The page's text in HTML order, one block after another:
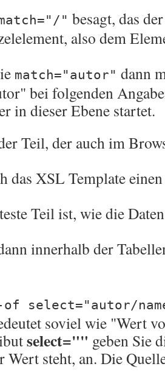
" besagt, das
also dem
match="autor" dann
bei folgenden
in dieser Ebene startet.
Teil, der auch im
das XSL Template
Teil ist, wie die
innerhalb der
select="autor/
soviel wie "Wert
select="" geben Sie
Wert steht, an. Die